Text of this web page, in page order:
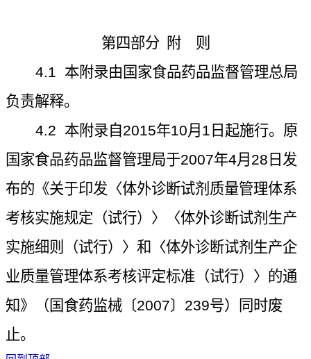
第四部分
附 则
4.1 本附录由国家食品药品监督管理总局
负责解释。
4.2 本附录自 2015年10月 1 日起施行。原
国家食品药品监督管理局于2007年4月 28 日发
布的《关于印发〈体外诊断试剂质量管理体系
考核实施规定（试行）〉〈体外诊断试剂生产
实施细则（试行）〉和〈体外诊断试剂生产企
业质量管理体系考核评定标准（试行）〉的通
知》（国食药监械〔2007〕 239号）同时废
止。